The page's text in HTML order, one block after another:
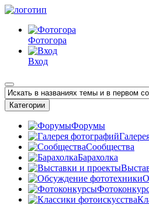
Фотогора
Вход
Категории
Форумы
Сообщества
Барахолка